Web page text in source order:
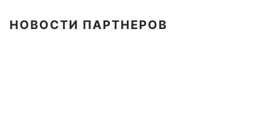
НОВОСТИ ПАРТНЕРОВ